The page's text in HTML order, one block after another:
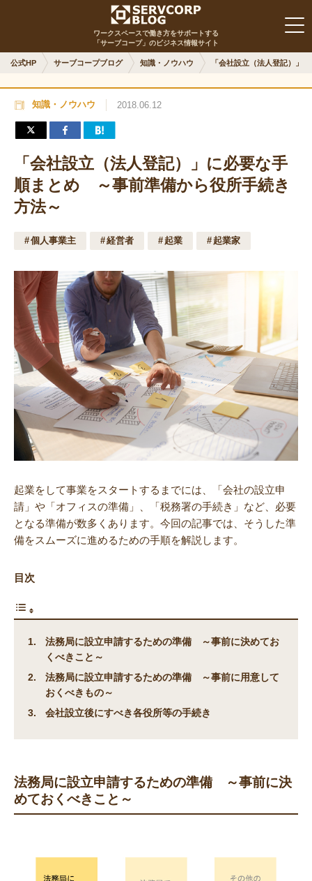
ワークスペースで働き方をサポートする
「サーブコープ」のビジネス情報サイト
公式HP サーブコープブログ 知識・ノウハウ 「会社設立（法人登記）」
知識・ノウハウ 2018.06.12
「会社設立（法人登記）」に必要な手
順まとめ ～事前準備から役所手続き
方法～
個人事業主 経営者 起業 起業家
起業をして事業をスタートするまでには、「会社の設立申
請」や「オフィスの準備」、「税務署の手続き」など、必要
となる準備が数多くあります。今回の記事では、そうした準
備をスムーズに進めるための手順を解説します。
目次
法務局に設立申請するための準備 ～事前に決めてお
くべきこと～
法務局に設立申請するための準備 ～事前に用意して
おくべきもの～
会社設立後にすべき各役所等の手続き
法務局に設立申請するための準備 ～事前に決
めておくべきこと～